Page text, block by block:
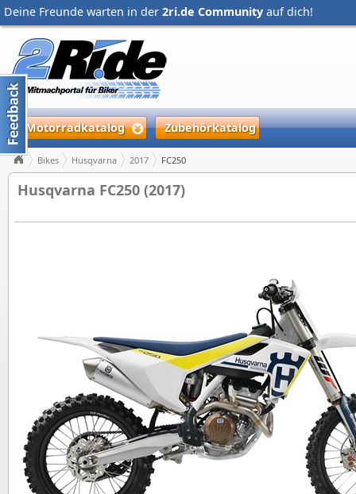
Deine Freunde warten in der 2ri.de Community auf dich!
Motorradkatalog Zubehörkatalog
Bikes Husqvarna 2017 FC250
Husqvarna FC250 (2017)